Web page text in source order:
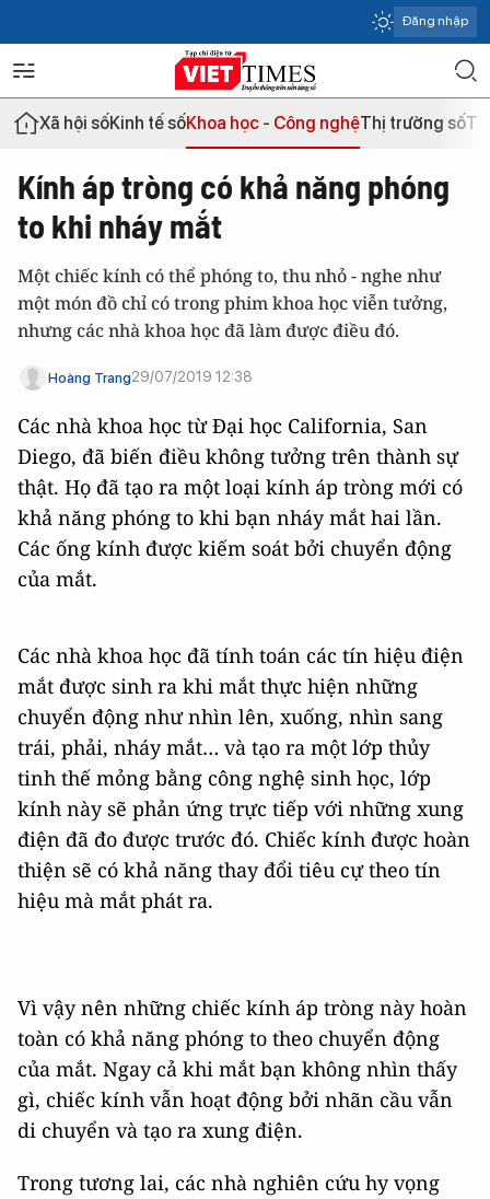
Đăng nhập
Xã hội sốKinh tế sốKhoa học - Công nghệThị trường số
Kính áp tròng có khả năng phóng
to khi nháy mắt
Một chiếc kính có thể phóng to, thu nhỏ - nghe như
một món đồ chỉ có trong phim khoa học viễn tưởng,
nhưng các nhà khoa học đã làm được điều đó.
Hoàng Trang29/07/2019 12:38
Các nhà khoa học từ Đại học California, San
Diego, đã biến điều không tưởng trên thành sự
thật. Họ đã tạo ra một loại kính áp tròng mới có
khả năng phóng to khi bạn nháy mắt hai lần.
Các ống kính được kiếm soát bởi chuyển động
của mắt.
Các nhà khoa học đã tính toán các tín hiệu điện
mắt được sinh ra khi mắt thực hiện những
chuyển động như nhìn lên, xuống, nhìn sang
trái, phải, nháy mắt… và tạo ra một lớp thủy
tinh thế mỏng bằng công nghệ sinh học, lớp
kính này sẽ phản ứng trực tiếp với những xung
điện đã đo được trước đó. Chiếc kính được hoàn
thiện sẽ có khả năng thay đổi tiêu cự theo tín
hiệu mà mắt phát ra.
Vì vậy nên những chiếc kính áp tròng này hoàn
toàn có khả năng phóng to theo chuyển động
của mắt. Ngay cả khi mắt bạn không nhìn thấy
gì, chiếc kính vẫn hoạt động bởi nhãn cầu vẫn
di chuyển và tạo ra xung điện.
Trong tương lai, các nhà nghiên cứu hy vọng